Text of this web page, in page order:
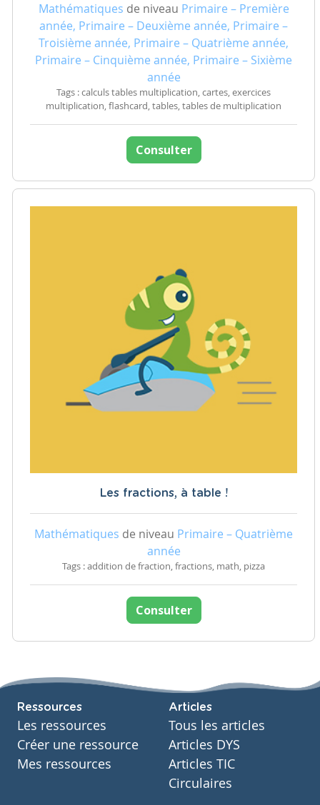
Mathématiques de niveau Primaire – Première
année, Primaire – Deuxième année, Primaire –
Troisième année, Primaire – Quatrième année,
Primaire – Cinquième année, Primaire – Sixième
année
Tags : calculs tables multiplication, cartes, exercices
multiplication, flashcard, tables, tables de multiplication
Consulter
Les fractions, à table !
Mathématiques de niveau Primaire – Quatrième
année
Tags : addition de fraction, fractions, math, pizza
Consulter
Ressources
Les ressources
Créer une ressource
Mes ressources
Articles
Tous les articles
Articles DYS
Articles TIC
Circulaires